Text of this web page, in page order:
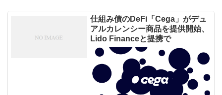
仕組み債のDeFi「Cega」がデュ
アルカレンシー商品を提供開始、
Lido Financeと提携で